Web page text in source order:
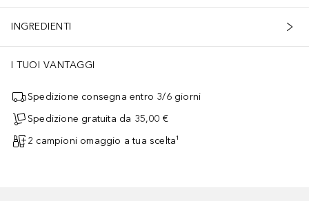
INGREDIENTI
I TUOI VANTAGGI
Spedizione consegna entro 3/6 giorni
Spedizione gratuita da 35,00 €
2 campioni omaggio a tua scelta¹